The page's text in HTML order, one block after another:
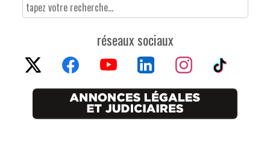
réseaux sociaux